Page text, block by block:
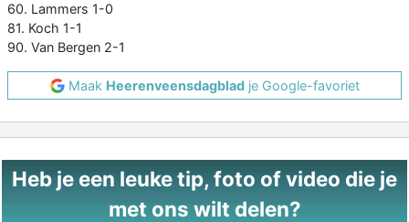
60. Lammers 1-0
81. Koch 1-1
90. Van Bergen 2-1
Maak Heerenveensdagbladje Google-favoriet
Heb je een leuke tip, foto of video die je
met ons wilt delen?